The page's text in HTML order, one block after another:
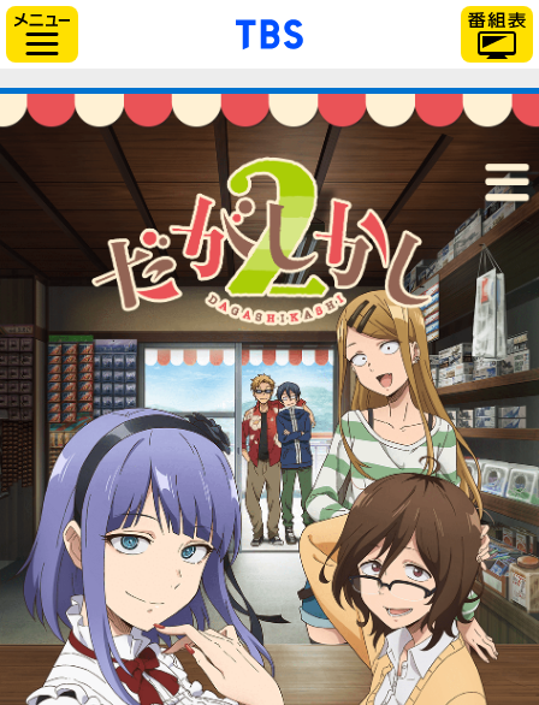
「TBSテレビ」トップ
最新情報
放送情報
スタッフ＆キャスト
あらすじ
登場人物
音楽情報
関連商品
特集一覧
だがしか